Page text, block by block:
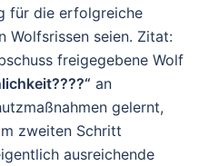
für die erfolgreiche
Wolfsrissen seien. Zitat:
freigegebene Wolf
an
gelernt,
zweiten Schritt
ausreichende